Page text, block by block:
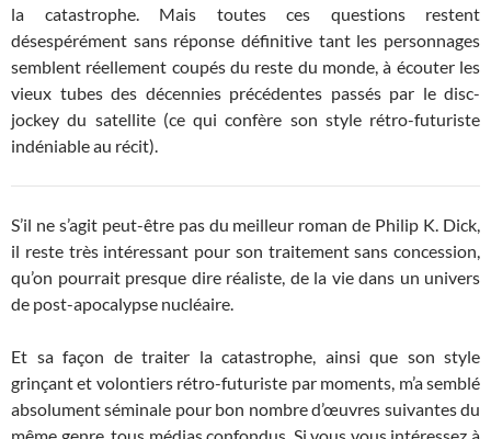
la catastrophe. Mais toutes ces questions restent
désespérément sans réponse définitive tant les personnages
semblent réellement coupés du reste du monde, à écouter les
vieux tubes des décennies précédentes passés par le disc-
jockey du satellite (ce qui confère son style rétro-futuriste
indéniable au récit).
S’il ne s’agit peut-être pas du meilleur roman de Philip K. Dick,
il reste très intéressant pour son traitement sans concession,
qu’on pourrait presque dire réaliste, de la vie dans un univers
de post-apocalypse nucléaire.
Et sa façon de traiter la catastrophe, ainsi que son style
grinçant et volontiers rétro-futuriste par moments, m’a semblé
absolument séminale pour bon nombre d’œuvres suivantes du